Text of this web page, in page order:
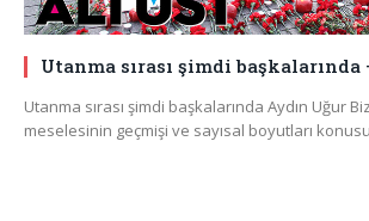
Utanma sırası şimdi başkalarında
Utanma sırası şimdi başkalarında Aydın Uğur
meselesinin geçmişi ve sayısal boyutları